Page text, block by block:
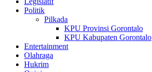
Politik
Pilkada
KPU Provinsi Gorontalo
KPU Kabupaten Gorontalo
Entertainment
Olahraga
Hukrim